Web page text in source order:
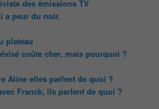
des émissions TV
a peur du noir.
plateau
coûte cher, mais pourquoi ?
Aline elles parlent de quoi ?
Franck, ils parlent de quoi ?